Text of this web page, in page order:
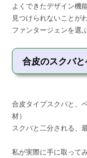
よくできたデザイン機
見つけられないことが
ファンタージェンを選
合皮のスクバ
合皮タイプスクバと、
材）
スクバと二分される、
私が実際に手に取って